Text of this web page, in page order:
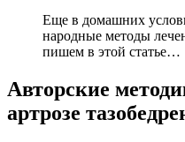
Еще в домашних
народные методы
пишем в этой статье…
Авторские
артрозе